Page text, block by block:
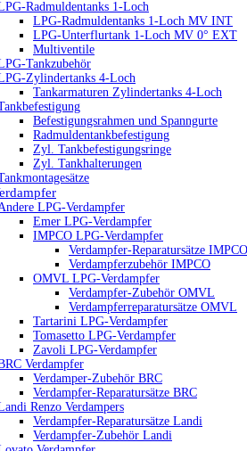
Radmuldentanks 1-Loch
LPG-Radmuldentanks 1-Loch MV INT
LPG-Unterflurtank 1-Loch MV 0° EXT
Multiventile
Tankzubehör
Zylindertanks 4-Loch
Tankarmaturen Zylindertanks 4-Loch
Befestigungsrahmen und Spanngurte
Radmuldentankbefestigung
Zyl. Tankbefestigungsringe
Zyl. Tankhalterungen
LPG-Verdampfer
Emer LPG-Verdampfer
IMPCO LPG-Verdampfer
Verdampfer-Reparatursätze IMPCO
Verdampferzubehör IMPCO
OMVL LPG-Verdampfer
Verdampfer-Zubehör OMVL
Verdampferreparatursätze OMVL
Tartarini LPG-Verdampfer
Tomasetto LPG-Verdampfer
Zavoli LPG-Verdampfer
Verdampfer
Verdamper-Zubehör BRC
Verdampfer-Reparatursätze BRC
Renzo Verdampers
Verdampfer-Reparatursätze Landi
Verdampfer-Zubehör Landi